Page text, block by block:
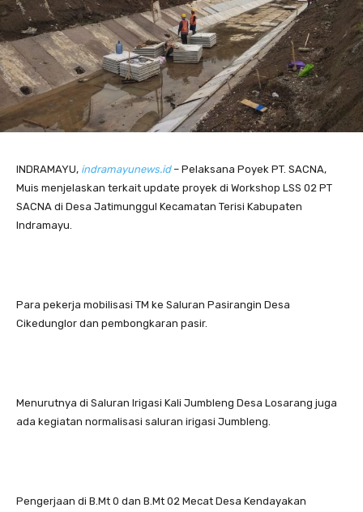
INDRAMAYU, indramayunews.id– Pelaksana Poyek PT. SACNA,
Muis menjelaskan terkait update proyek di Workshop LSS 02 PT
SACNA di Desa Jatimunggul Kecamatan Terisi Kabupaten
Indramayu.
Para pekerja mobilisasi TM ke Saluran Pasirangin Desa
Cikedunglor dan pembongkaran pasir.
Menurutnya di Saluran Irigasi Kali Jumbleng Desa Losarang juga
ada kegiatan normalisasi saluran irigasi Jumbleng.
Pengerjaan di B.Mt 0 dan B.Mt 02 Mecat Desa Kendayakan